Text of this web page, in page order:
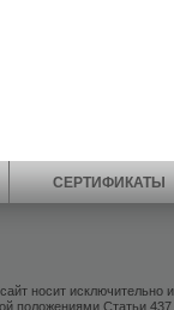
СЕРТИФИКАТЫ
носит исключительно
положениями Статьи 437